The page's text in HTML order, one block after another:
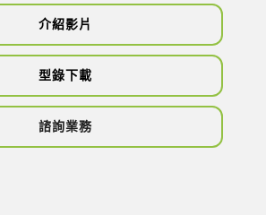
介紹影片
型錄下載
諮詢業務